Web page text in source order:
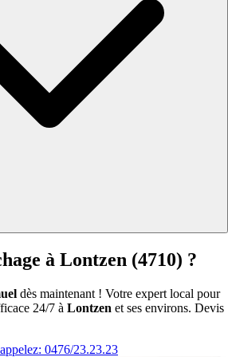
à Lontzen (4710) ?
dès maintenant ! Votre expert local pour
24/7 à Lontzen et ses environs. Devis
0476/23.23.23